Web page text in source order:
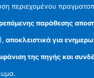
περιεχομένου
παράθεσης
αποκλειστικά για
της πηγής και